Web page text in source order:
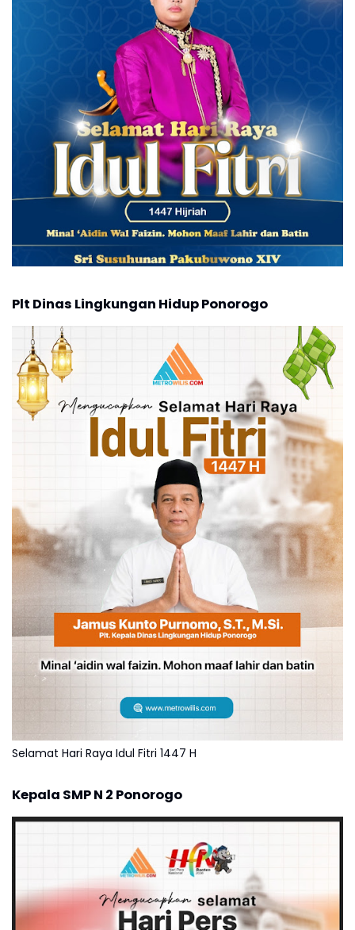
Plt Dinas Lingkungan Hidup Ponorogo
Selamat Hari Raya Idul Fitri 1447 H
Kepala SMP N 2 Ponorogo